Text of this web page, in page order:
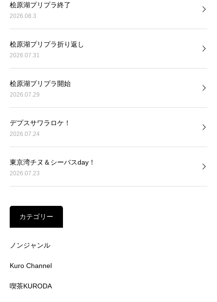
桧原湖プリプラ終了
2026.08.3
桧原湖プリプラ折り返し
2026.07.31
桧原湖プリプラ開始
2026.07.29
デプスサワラロケ！
2026.07.24
東京湾チヌ＆シーバスday！
2026.07.23
カテゴリー
ノンジャンル
Kuro Channel
喫茶KURODA